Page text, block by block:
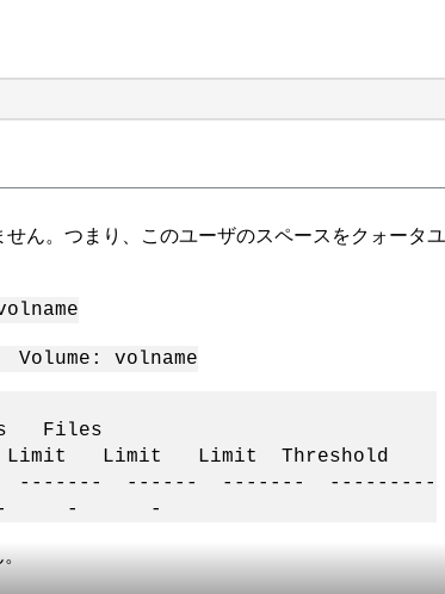
ん。つまり、このユーザのスペースをクォータ
volname
Limit Limit Threshold
------- ------ ------- ---------
- - - -